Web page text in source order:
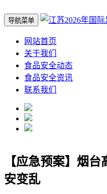
导航菜单
网站首页
关于我们
食品安全动态
食品安全资讯
联系我们
【应急预案】烟
安变乱